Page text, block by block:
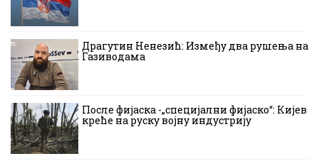
Драгутин Ненезић: Између два рушења на
Газиводама
После фијаска -„специјални фијаско“: Кијев
креће на руску војну индустрију